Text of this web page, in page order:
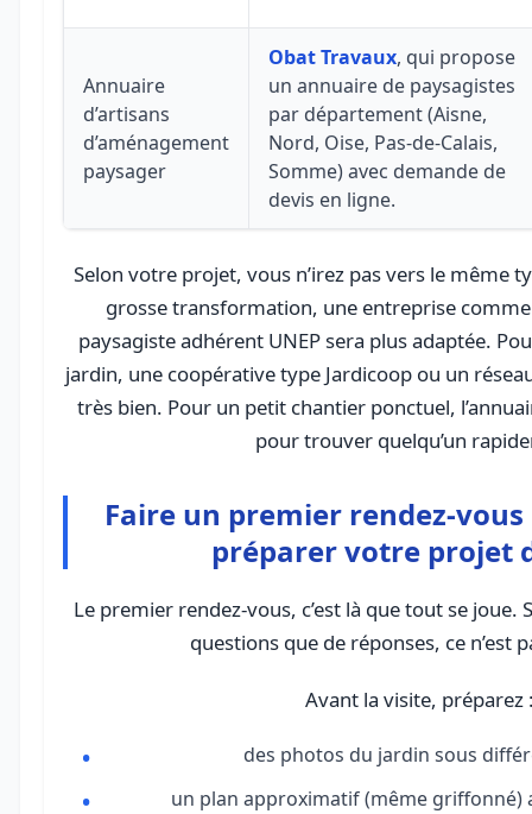
Annuaire
d’artisans
d’aménagement
paysager
Obat Travaux, qui propose
un annuaire de paysagistes
par département (Aisne,
Nord, Oise, Pas-de-Calais,
Somme) avec demande de
devis en ligne.
Selon votre projet, vous n’irez pas vers le même
grosse transformation, une entreprise
paysagiste adhérent UNEP sera plus adaptée.
jardin, une coopérative type Jardicoop ou un
très bien. Pour un petit chantier ponctuel,
pour trouver quelqu’un
Faire un premier rendez-
préparer votre projet
Le premier rendez-vous, c’est là que tout se joue.
questions que de réponses, ce n’est
Avant la visite, préparez
des photos du jardin sous
un plan approximatif (même griffonné)